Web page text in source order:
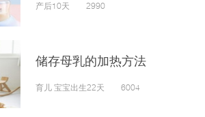
产后10天 2990
储存母乳的加热方法
育儿 宝宝出生22天 6004